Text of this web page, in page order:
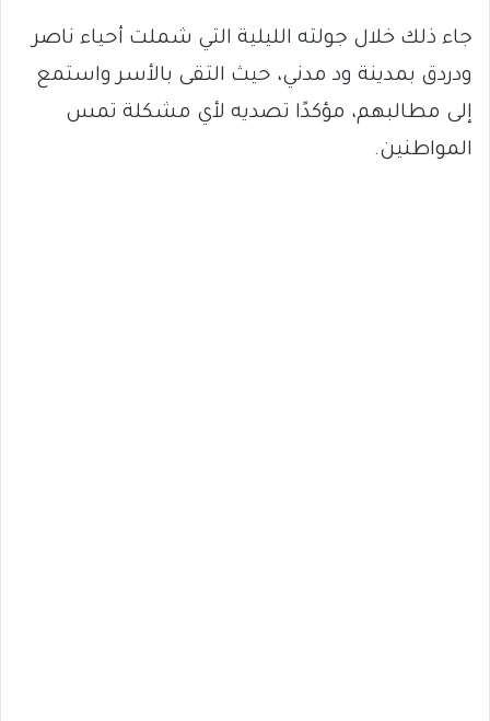
جاء ذلك خلال جولته الليلية التي شملت أحياء ناصر
ودردق بمدينة ود مدني، حيث التقى بالأسر واستمع
إلى مطالبهم، مؤكدًا تصديه لأي مشكلة تمس
المواطنين.